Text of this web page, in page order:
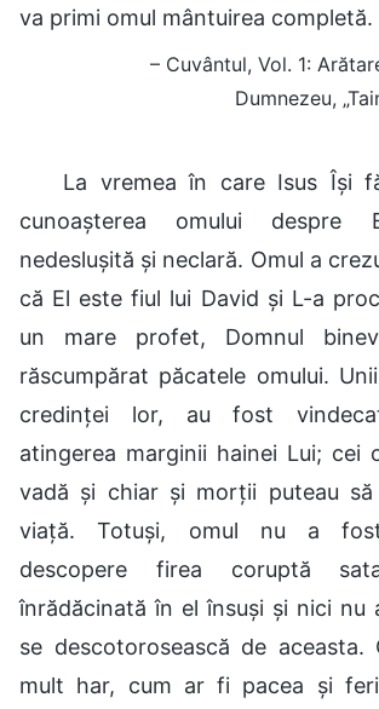
va primi omul mântuirea completă.
– Cuvântul, Vol. 1:
Dumnezeu,
La vremea în care Isus Își
cunoașterea omului
nedeslușită și neclară. Omul a
că El este fiul lui David și L-a
un mare profet, Domnul
răscumpărat păcatele omului.
credinței lor, au fost
atingerea marginii hainei Lui; cei
vadă și chiar și morții puteau
viață. Totuși, omul nu a
descopere firea coruptă
înrădăcinată în el însuși și nici nu
se descotorosească de aceasta.
mult har, cum ar fi pacea și